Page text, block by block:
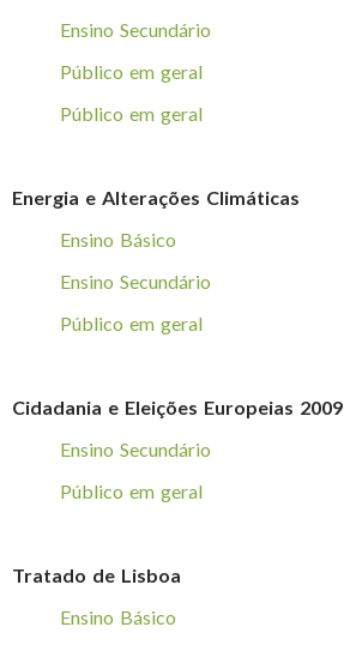
Ensino Secundário
Público em geral
Público em geral
Energia e Alterações Climáticas
Ensino Básico
Ensino Secundário
Público em geral
Cidadania e Eleições Europeias 2009
Ensino Secundário
Público em geral
Tratado de Lisboa
Ensino Básico